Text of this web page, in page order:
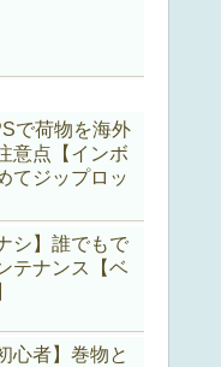
で荷物を海外
意点【インボ
てジップロッ
シ】誰でもで
テナンス【ベ
心者】巻物と